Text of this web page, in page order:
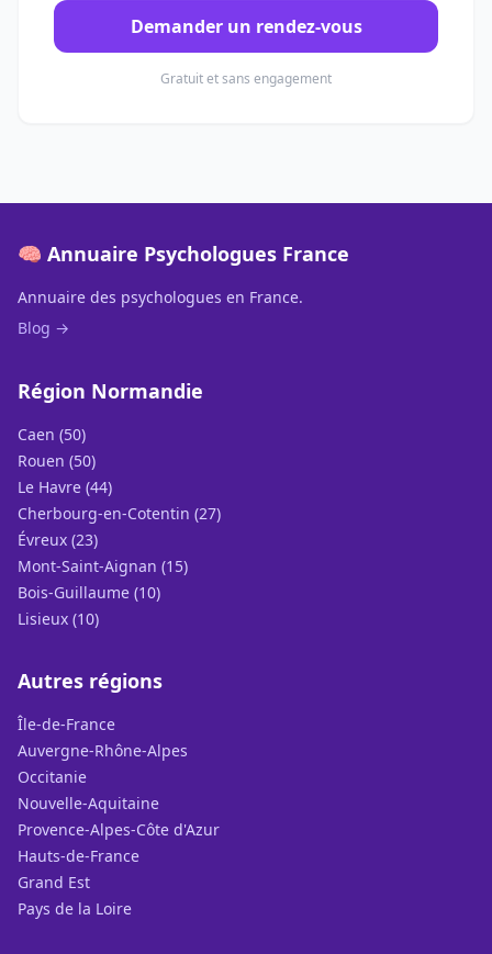
Demander un rendez-vous
Gratuit et sans engagement
🧠 Annuaire Psychologues France
Annuaire des psychologues en France.
Blog →
Région Normandie
Caen (50)
Rouen (50)
Le Havre (44)
Cherbourg-en-Cotentin (27)
Évreux (23)
Mont-Saint-Aignan (15)
Bois-Guillaume (10)
Lisieux (10)
Autres régions
Île-de-France
Auvergne-Rhône-Alpes
Occitanie
Nouvelle-Aquitaine
Provence-Alpes-Côte d'Azur
Hauts-de-France
Grand Est
Pays de la Loire